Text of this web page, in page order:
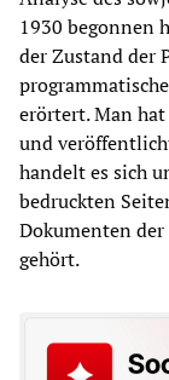
1930 begonnen
der Zustand der
erörtert. Man
und
handelt es sich
bedruckten
Dokumenten der
gehört.